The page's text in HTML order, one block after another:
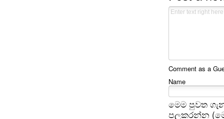
Comment as a
Name
මෙම පුවත
පලකරන්න